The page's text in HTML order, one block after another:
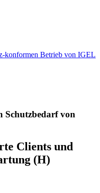
konformen Betrieb von IGEL
Schutzbedarf von
Clients und
(H)